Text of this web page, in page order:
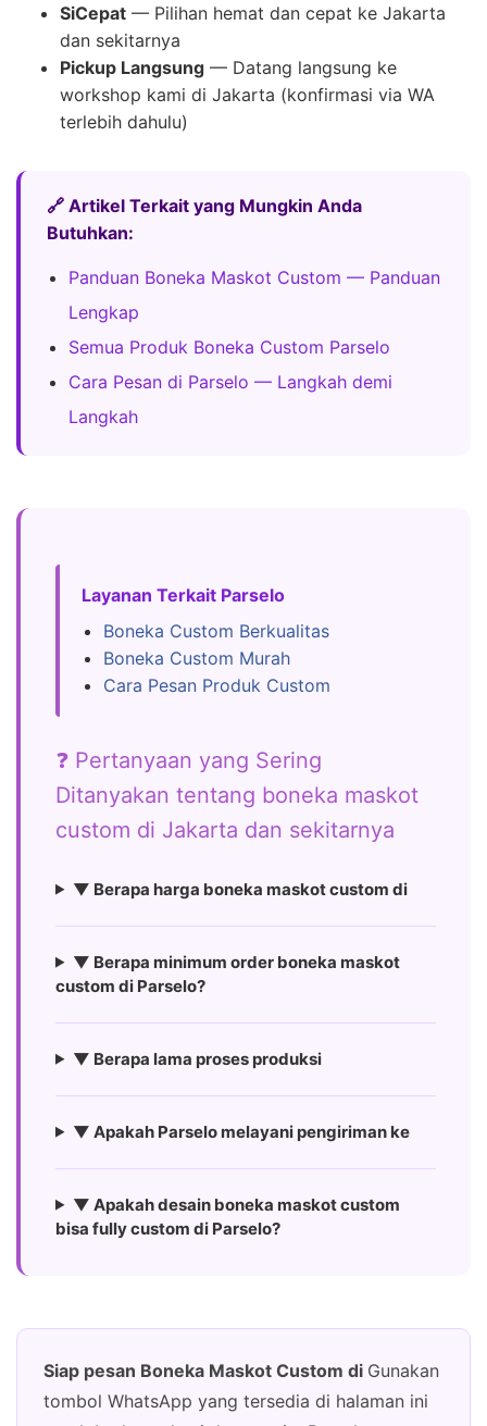
SiCepat — Pilihan hemat dan cepat ke Jakarta
dan sekitarnya
Pickup Langsung — Datang langsung ke
workshop kami di Jakarta (konfirmasi via WA
terlebih dahulu)
🔗 Artikel Terkait yang Mungkin Anda
Butuhkan:
Panduan Boneka Maskot Custom — Panduan
Lengkap
Semua Produk Boneka Custom Parselo
Cara Pesan di Parselo — Langkah demi
Langkah
Layanan Terkait Parselo
Boneka Custom Berkualitas
Boneka Custom Murah
Cara Pesan Produk Custom
❓ Pertanyaan yang Sering
Ditanyakan tentang boneka maskot
custom di Jakarta dan sekitarnya
▼ Berapa harga boneka maskot custom di
▼ Berapa minimum order boneka maskot
custom di Parselo?
▼ Berapa lama proses produksi
▼ Apakah Parselo melayani pengiriman ke
▼ Apakah desain boneka maskot custom
bisa fully custom di Parselo?
Siap pesan Boneka Maskot Custom di Gunakan
tombol WhatsApp yang tersedia di halaman ini